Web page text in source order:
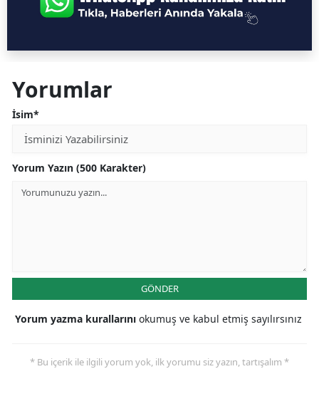
Yorumlar
İsim*
Yorum Yazın (500 Karakter)
GÖNDER
Yorum yazma kurallarını okumuş ve kabul etmiş sayılırsınız
* Bu içerik ile ilgili yorum yok, ilk yorumu siz yazın, tartışalım *